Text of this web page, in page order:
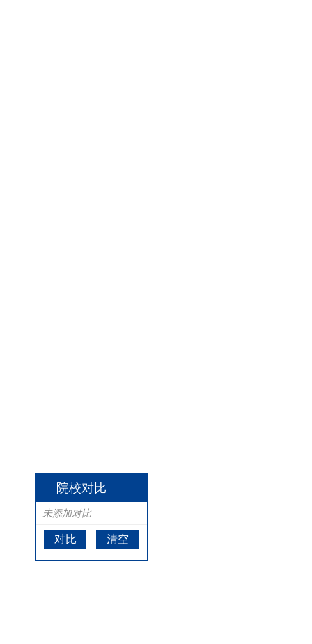
院校对比
未添加对比
对比 清空